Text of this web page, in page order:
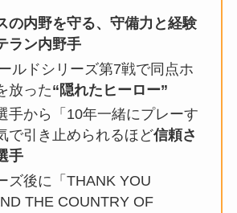
の内野を守る、守備力と経験
ラン内野手
ルドシリーズ第7戦で同点ホ
放った“隠れたヒーロー”
手から「10年一緒にプレーす
で引き止められるほど信頼さ
手
ズ後に「THANK YOU
THE COUNTRY OF